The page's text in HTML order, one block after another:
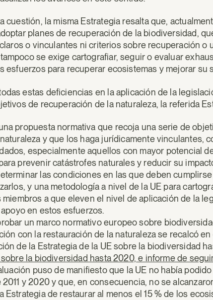
cuestión, la misma Estrategia resalta que,
planes de recuperación de la biodiversidad,
o vinculantes ni criterios sobre recuperación o
se exige cartografiar, seguir o evaluar
esfuerzos para recuperar ecosistemas y mejorar su
estas deficiencias en la aplicación de la
de recuperación de la naturaleza, la referida
propuesta normativa que recoja una serie de
y que los haga jurídicamente vinculantes,
especialmente aquellos con mayor potencial
prevenir catástrofes naturales y reducir su
las condiciones en las que deben
y una metodología a nivel de la UE para
miembros a que eleven el nivel de aplicación de la
en estos esfuerzos.
un marco normativo europeo sobre
con la restauración de la naturaleza se recalcó
de la Estrategia de la UE sobre la biodiversidad
la biodiversidad hasta 2020, e informe de
puso de manifiesto que la UE no había
y 2020 y que, en consecuencia, no se
Estrategia de restaurar al menos el 15 % de los